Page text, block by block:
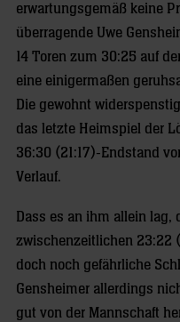
erwartungsgemäß keine
überragende Uwe
14 Toren zum 30:25 auf
eine einigermaßen
Die gewohnt
das letzte Heimspiel der
36:30 (21:17)-Endstand
Verlauf.
Dass es an ihm allein lag,
zwischenzeitlichen 23:22
doch noch gefährliche
Gensheimer allerdings
gut von der Mannschaft